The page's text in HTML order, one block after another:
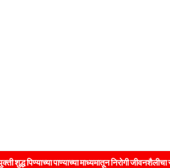
पाण्याच्या माध्यमातून निरोगी जीवनशैलीचा संदेश